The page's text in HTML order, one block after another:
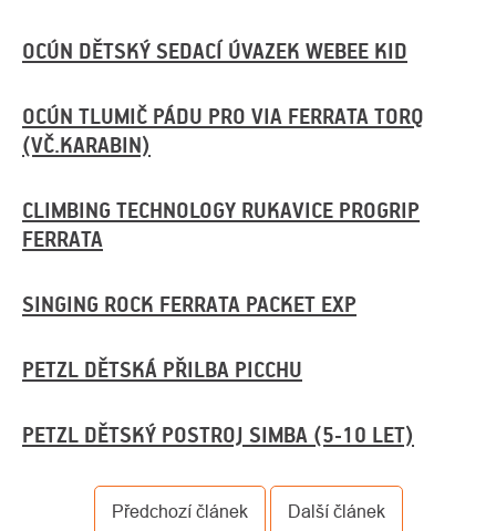
OCÚN DĚTSKÝ SEDACÍ ÚVAZEK WEBEE KID
OCÚN TLUMIČ PÁDU PRO VIA FERRATA TORQ
(VČ.KARABIN)
CLIMBING TECHNOLOGY RUKAVICE PROGRIP
FERRATA
SINGING ROCK FERRATA PACKET EXP
PETZL DĚTSKÁ PŘILBA PICCHU
PETZL DĚTSKÝ POSTROJ SIMBA (5-10 LET)
Předchozí článek Další článek